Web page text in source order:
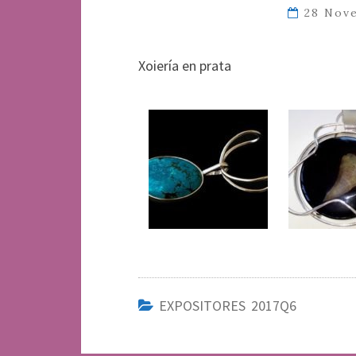
28
Xoiería en prata
EXPOSITORES 2017Q6